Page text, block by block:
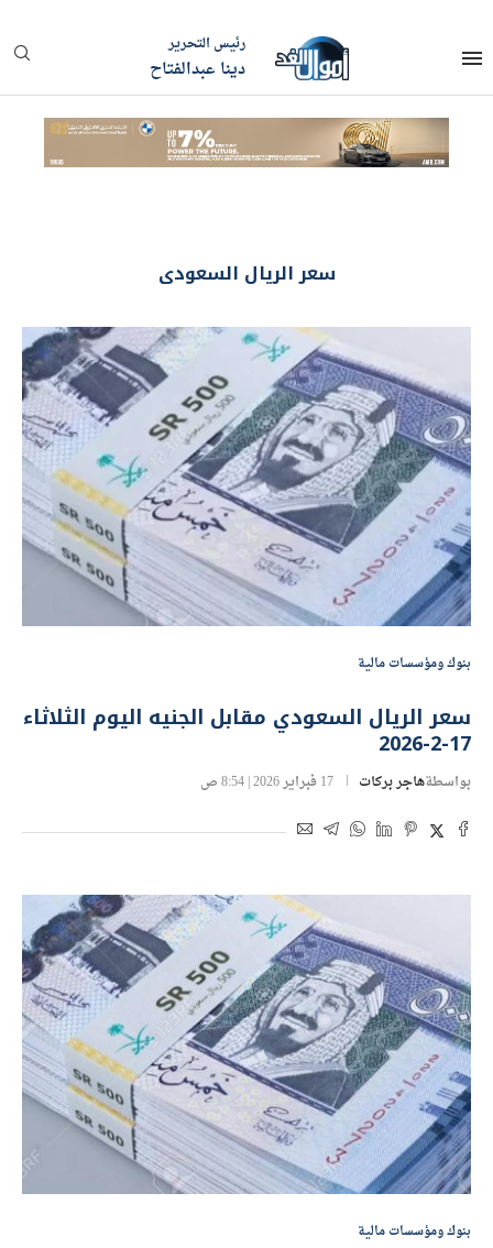
رئيس التحرير
دينا عبدالفتاح
سعر الريال السعودى
بنوك ومؤسسات مالية
سعر الريال السعودي مقابل الجنيه اليوم الثلاثاء
17-2-2026
بواسطةهاجر بركات 17 فبراير 2026 | 8:54 ص
بنوك ومؤسسات مالية